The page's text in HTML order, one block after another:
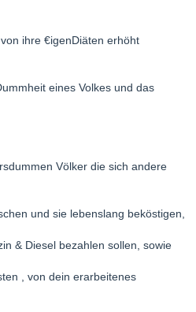
ihre €igenDiäten erhöht
eines Volkes und das
Völker die sich andere
und sie lebenslang beköstigen,
& Diesel bezahlen sollen, sowie
, von dein erarbeitenes